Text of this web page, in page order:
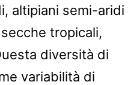
altipiani semi-aridi
tropicali,
diversità di
variabilità di